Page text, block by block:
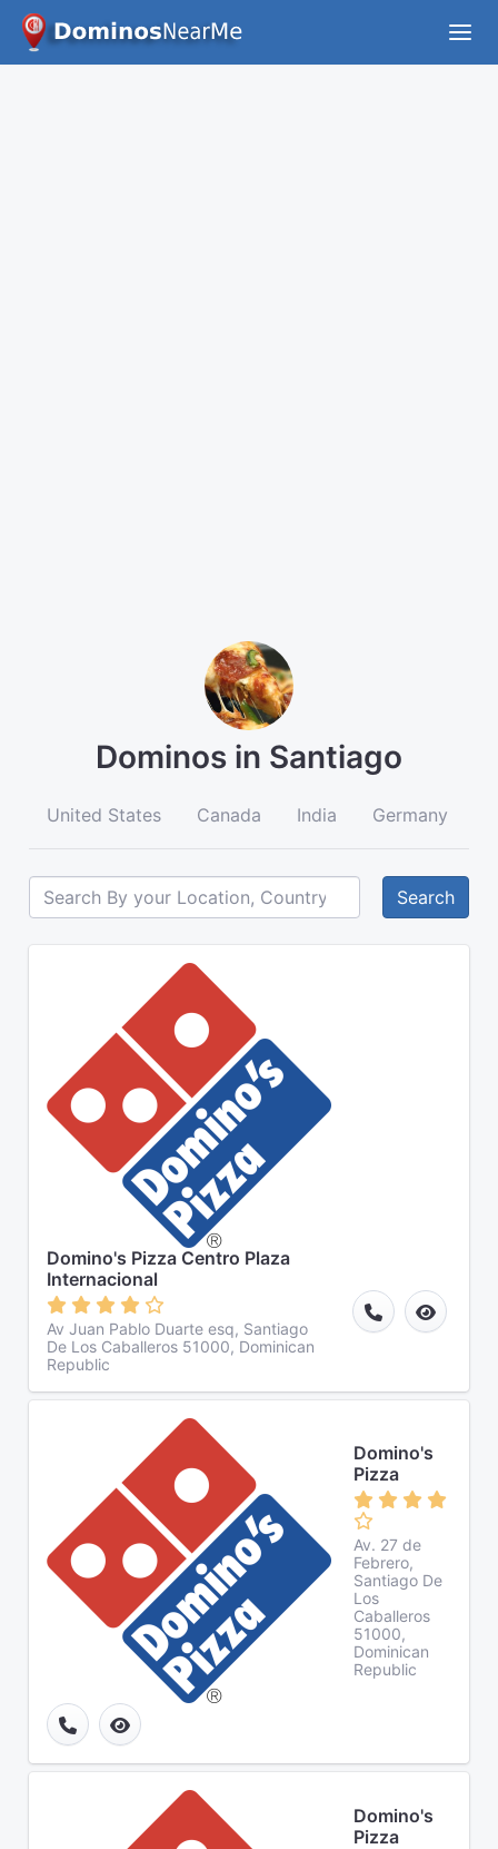
Dominos in Santiago
United States Canada India Germany
Search
Domino's Pizza Centro Plaza
Internacional
Av Juan Pablo Duarte esq, Santiago
De Los Caballeros 51000, Dominican
Republic
Domino's
Pizza
Av. 27 de
Febrero,
Santiago De
Los
Caballeros
51000,
Dominican
Republic
Domino's
Pizza